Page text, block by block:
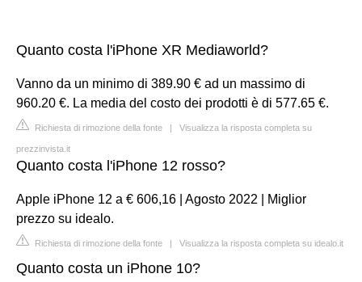
Quanto costa l'iPhone XR Mediaworld?
Vanno da un minimo di 389.90 € ad un massimo di
960.20 €. La media del costo dei prodotti è di 577.65 €.
Richiesta di rimozione della fonte | Visualizza la risposta completa su
prezzinvista.it
Quanto costa l'iPhone 12 rosso?
Apple iPhone 12 a € 606,16 | Agosto 2022 | Miglior
prezzo su idealo.
Richiesta di rimozione della fonte | Visualizza la risposta completa su idealo.it
Quanto costa un iPhone 10?